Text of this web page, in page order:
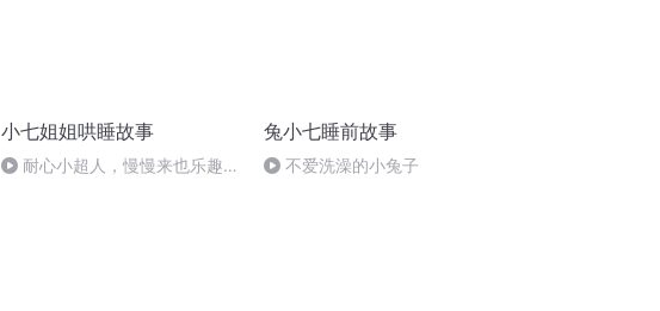
小七姐姐哄睡故事
耐心小超人，慢慢来也乐趣多
兔小七睡前故事
不爱洗澡的小兔子